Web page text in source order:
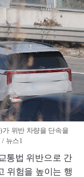
위반 차량을 단속을
뉴스1
통법 위반으로 간
위험을 높이는 행